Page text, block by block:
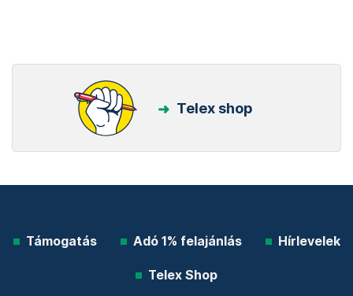
Telex shop
Támogatás Adó 1% felajánlás Hírlevelek
Telex Shop